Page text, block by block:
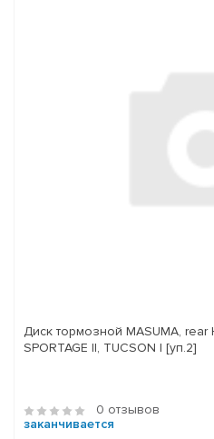
Диск тормозной MASUMA, rear HYUNDAI / KIA SANTA FE I,
SPORTAGE II, TUCSON I [уп.2]
0 отзывов
заканчивается